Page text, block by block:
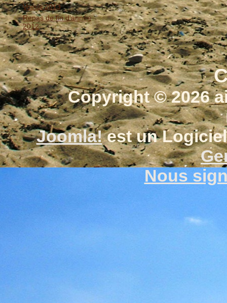
Voeux 2013
Repas de fin d'année
2012
Copyright © 2026
Joomla!est un
Nous